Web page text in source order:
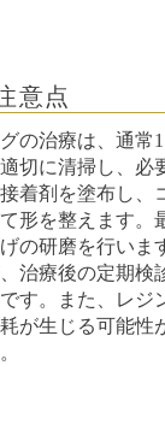
意点
の治療は、通常
切に清掃し、必
着剤を塗布し、
形を整えます。
の研磨を行いま
治療後の定期検
す。また、レジ
が生じる可能性